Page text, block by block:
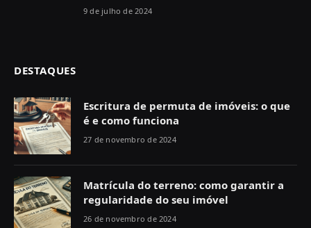
9 de julho de 2024
DESTAQUES
Escritura de permuta de imóveis: o que
é e como funciona
27 de novembro de 2024
Matrícula do terreno: como garantir a
regularidade do seu imóvel
26 de novembro de 2024